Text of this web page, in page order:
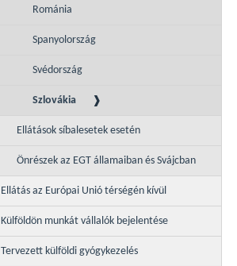
Románia
Spanyolország
Svédország
Szlovákia
Ellátások síbalesetek esetén
Önrészek az EGT államaiban és Svájcban
Ellátás az Európai Unió térségén kívül
Külföldön munkát vállalók bejelentése
Tervezett külföldi gyógykezelés